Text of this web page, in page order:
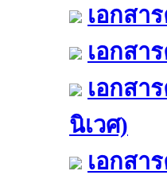
เอกสา
เอกสา
เอกสา
นิเวศ)
เอกสา